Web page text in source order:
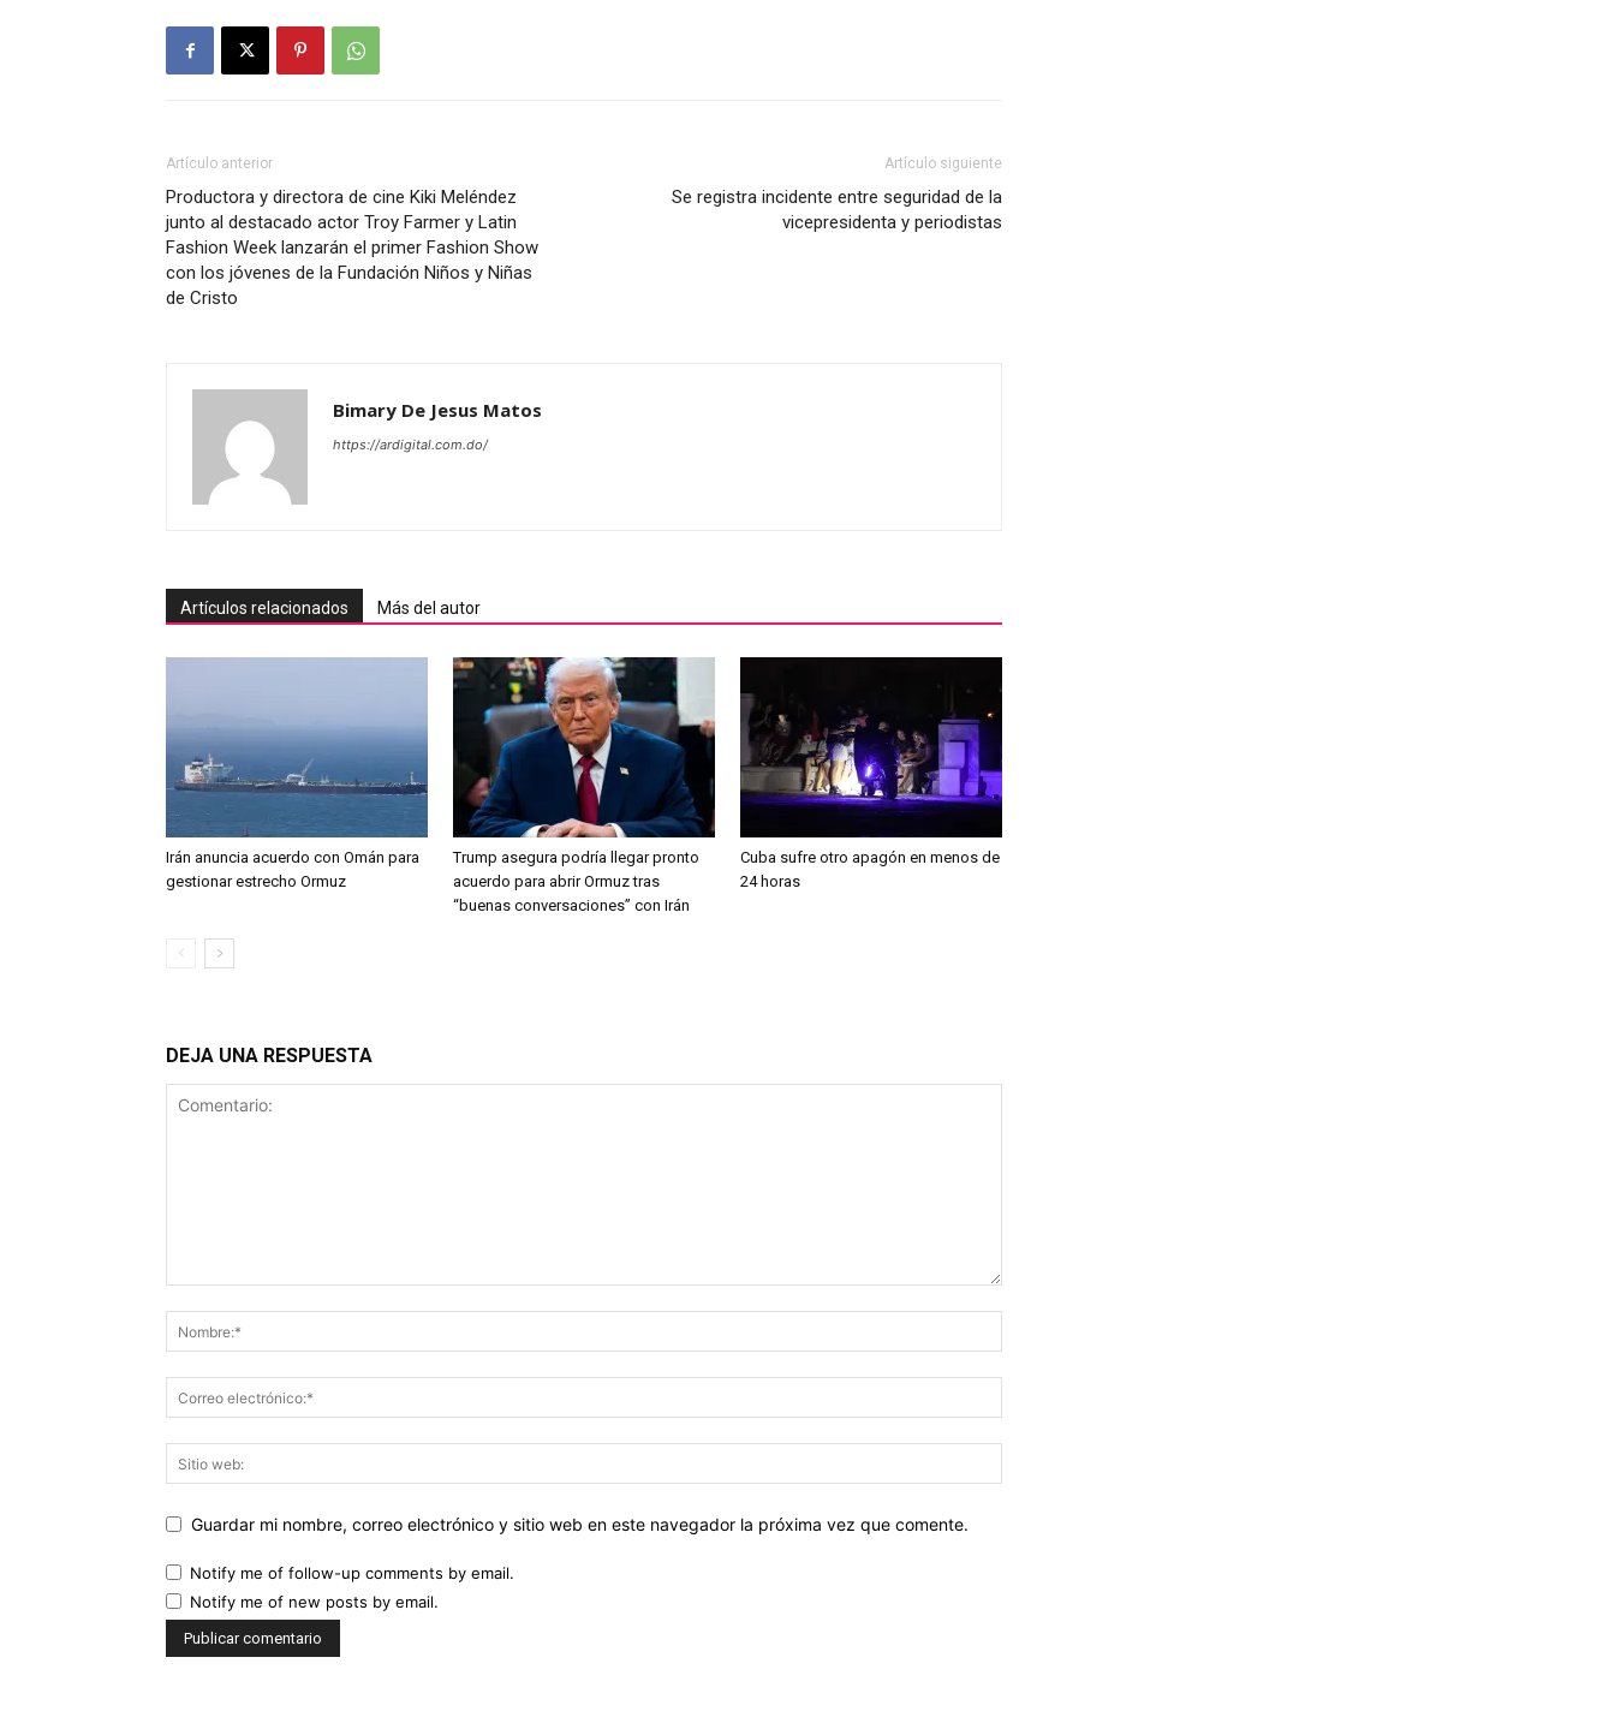
Artículo anterior
Productora y directora de cine Kiki Meléndez
junto al destacado actor Troy Farmer y Latin
Fashion Week lanzarán el primer Fashion Show
con los jóvenes de la Fundación Niños y Niñas
de Cristo
Artículo siguiente
Se registra incidente entre seguridad de la
vicepresidenta y periodistas
Bimary De Jesus Matos
https://ardigital.com.do/
Artículos relacionados Más del autor
Irán anuncia acuerdo con Omán para
gestionar estrecho Ormuz
Trump asegura podría llegar pronto
acuerdo para abrir Ormuz tras
“buenas conversaciones” con Irán
Cuba sufre otro apagón en menos de
24 horas
DEJA UNA RESPUESTA
Guardar mi nombre, correo electrónico y sitio web en este navegador la próxima vez que comente.
Notify me of follow-up comments by email.
Notify me of new posts by email.